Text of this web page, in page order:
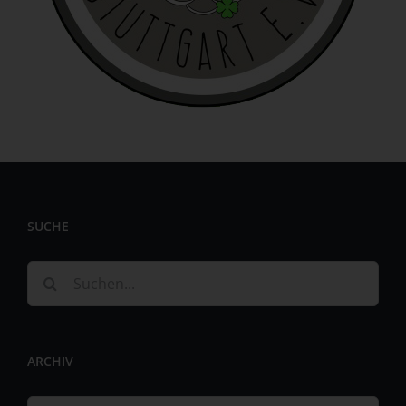
SUCHE
nach:
ARCHIV
identifizierbar wird eine natürliche Person angesehen, die
direkt oder indirekt, insbesondere mittels Zuordnung zu
einer Kennung wie einem Namen, zu einer Kennnummer,
zu Standortdaten, zu einer Online-Kennung oder zu
einem oder mehreren besonderen Merkmalen, die
Ausdruck der physischen, physiologischen, genetischen,
werden kann.
Betroffene Person ist jede identifizierte oder
personenbezogene Daten von dem für die Verarbeitung
Verfahren ausgeführte Vorgang oder jede solche